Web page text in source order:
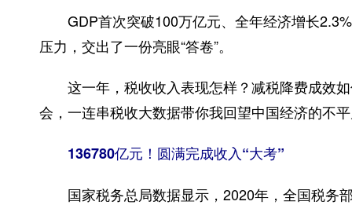
GDP首次突破100万亿元、全年经济增长
压力，交出了一份亮眼“答卷”。
这一年，税收收入表现怎样？减税降费成效如
会，一连串税收大数据带你我回望中国经济的不
136780亿元！圆满完成收入“大考”
国家税务总局数据显示，2020年，全国税务